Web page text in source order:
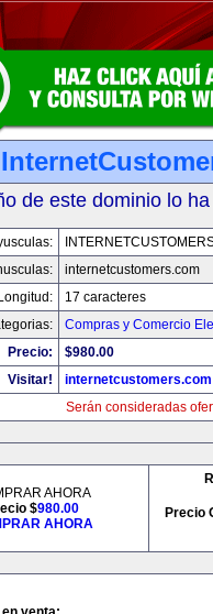
de este dominio lo
internetcustomers.com
Longitud:
17 caracteres
Compras y Comercio
Precio:
$980.00
Visitar!
internetcustomers.com
Serán consideradas
AHORA
$980.00
AHORA
Precio